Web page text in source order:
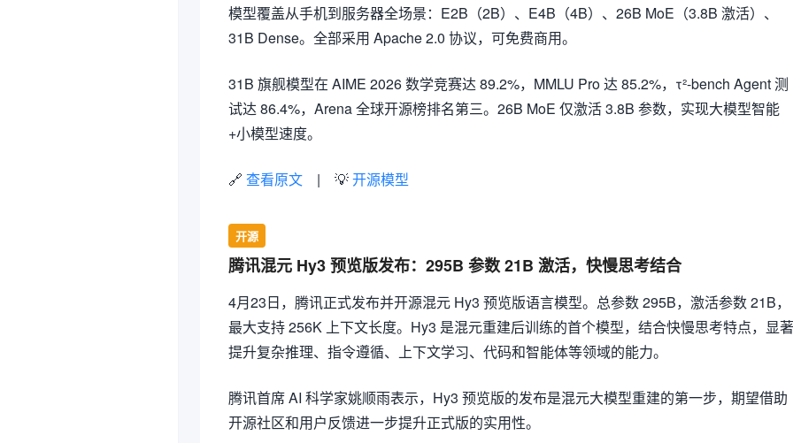
模型覆盖从手机到服务器全场景：E2B（2B）、E4B（4B）、26B MoE（3.8B 激活）、
31B Dense。全部采用 Apache 2.0 协议，可免费商用。
31B 旗舰模型在 AIME 2026 数学竞赛达 89.2%，MMLU Pro 达 85.2%，τ²-bench Agent 测
试达 86.4%，Arena 全球开源榜排名第三。26B MoE 仅激活 3.8B 参数，实现大模型智能
+小模型速度。
🔗 查看原文 | 💡开源模型
开源
腾讯混元 Hy3 预览版发布：295B 参数 21B 激活，快慢思考结合
4月23日，腾讯正式发布并开源混元 Hy3 预览版语言模型。总参数 295B，激活参数 21B，
最大支持 256K 上下文长度。Hy3 是混元重建后训练的首个模型，结合快慢思考特点，显著
提升复杂推理、指令遵循、上下文学习、代码和智能体等领域的能力。
腾讯首席 AI 科学家姚顺雨表示，Hy3 预览版的发布是混元大模型重建的第一步，期望借助
开源社区和用户反馈进一步提升正式版的实用性。